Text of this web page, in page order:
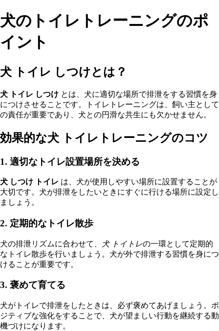
犬のトイレトレーニングのポ
イント
犬 トイレ しつけとは？
犬 トイレ しつけ とは、犬に適切な場所で排泄をする習慣を身
につけさせることです。トイレトレーニングは、飼い主として
の責任が重要であり、犬との円滑な共生にも欠かせません。
効果的な犬 トイレトレーニングのコツ
1. 適切なトイレ設置場所を決める
犬 しつけ トイレ は、犬が使用しやすい場所に設置することが
大切です。犬が排泄をしたいときにすぐに行ける場所に設定し
ましょう。
2. 定期的なトイレ散歩
犬の排泄リズムに合わせて、 犬 トイトレの一環として定期的
なトイレ散歩を行いましょう。犬が外で排泄する習慣を身につ
けることが重要です。
3. 褒めて育てる
犬がトイレで排泄をしたときは、必ず褒めてあげましょう。ポ
ジティブな強化をすることで、犬が望ましい行動を継続する動
機づけになります。